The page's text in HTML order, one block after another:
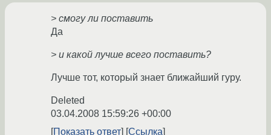
> смогу ли поставить
Да
> и какой лучше всего поставить?
Лучше тот, который знает ближайший гуру.
Deleted
03.04.2008 15:59:26 +00:00
Показать ответ
Ссылка